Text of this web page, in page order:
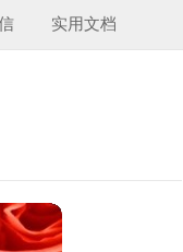
实用文档